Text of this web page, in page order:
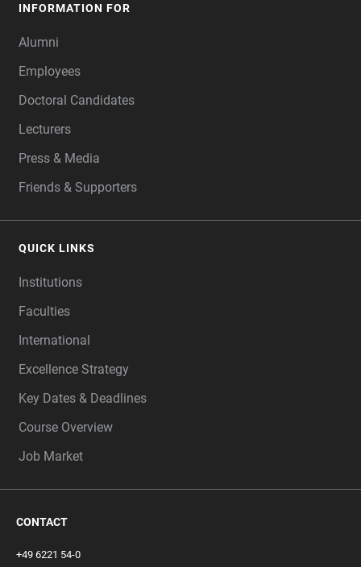
INFORMATION FOR
Alumni
Employees
Doctoral Candidates
Lecturers
Press & Media
Friends & Supporters
QUICK LINKS
Institutions
Faculties
International
Excellence Strategy
Key Dates & Deadlines
Course Overview
Job Market
CONTACT
+49 6221 54-0